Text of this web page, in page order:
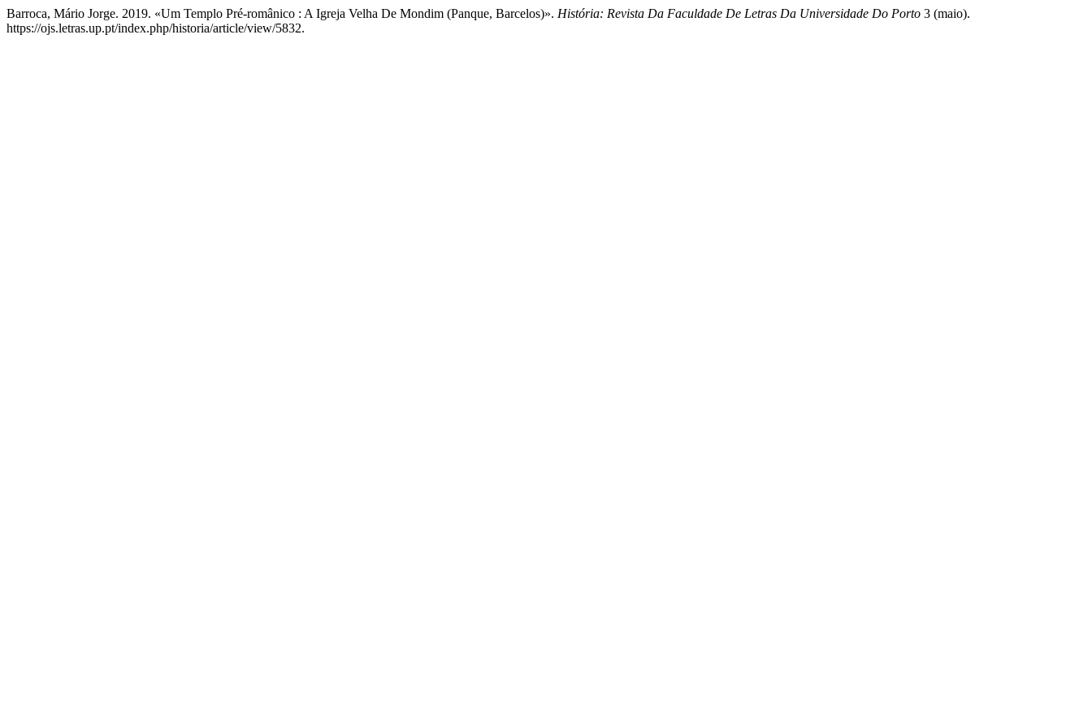
Barroca, Mário Jorge. 2019. «Um Templo Pré-românico : A Igreja Velha De Mondim (Panque, Barcelos)». História: Revista Da Faculdade De Letras Da Universidade Do Porto 3 (maio).
https://ojs.letras.up.pt/index.php/historia/article/view/5832.